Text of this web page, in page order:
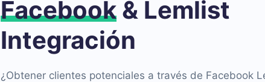
Facebook & Lemlist
Integración
¿Obtener clientes potenciales a través de Facebook